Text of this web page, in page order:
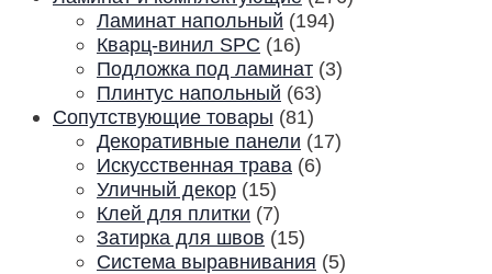
Ламинат напольный (194)
Кварц-винил SPC (16)
Подложка под ламинат (3)
Плинтус напольный (63)
Сопутствующие товары (81)
Декоративные панели (17)
Искусственная трава (6)
Уличный декор (15)
Клей для плитки (7)
Затирка для швов (15)
Система выравнивания (5)